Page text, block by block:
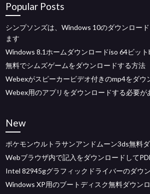
Popular Posts
シンプソンズは、Windows 10のダウンロー
ます
Windows 8.1ホームダウンロードiso 64ビッ
無料でシムズゲームをダウンロードする方法
Webexがスピーカービデオ付きのmp4をダウ
Webex用のアプリをダウンロードする必要が
New
ポケモンウルトラサンアンドムーン3ds無料
Webブラウザ内で記入をダウンロードして
Intel 82945gグラフィックドライバーのダウ
Windows XP用のブートディスク無料ダウン